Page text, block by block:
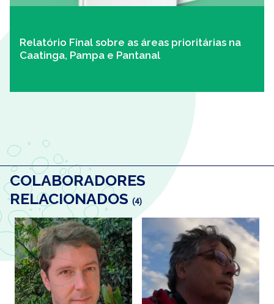
Relatório Final sobre as áreas prioritárias na
Caatinga, Pampa e Pantanal
COLABORADORES
RELACIONADOS (4)